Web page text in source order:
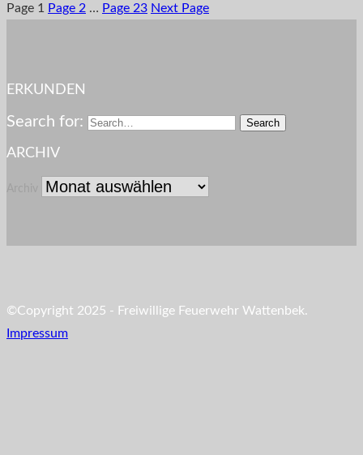
Page 1 Page 2 … Page 23 Next Page
ERKUNDEN
Search for:
ARCHIV
©Copyright 2025 - Freiwillige Feuerwehr Wattenbek.
Impressum